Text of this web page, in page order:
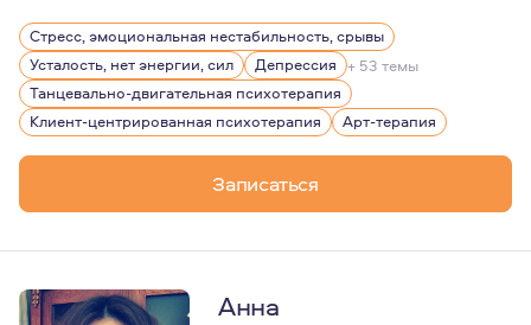
Для меня большой ценностью являются свобода
Стресс, эмоциональная нестабильность, срывы
Усталость, нет энергии, сил
Депрессия + 53 темы
Танцевально-двигательная психотерапия
Клиент-центрированная психотерапия
Арт-терапия
Записаться
Анна